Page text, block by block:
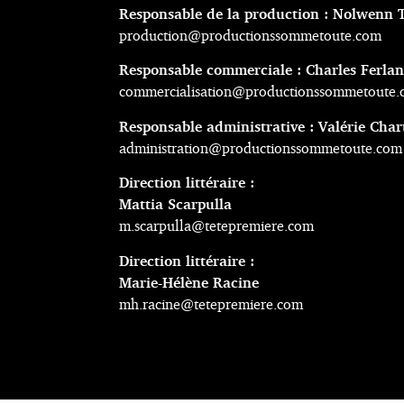
Responsable de la production : Nolwenn
production­@productionssommetoute.com
Responsable commerciale : Charles
Responsable administrative : Valérie
administration@productionssommetoute.com
Direction littéraire :
Mattia Scarpulla
m.scarpulla@tetepremiere.com
Direction littéraire :
Marie-Hélène Racine
mh.racine@tetepremiere.com